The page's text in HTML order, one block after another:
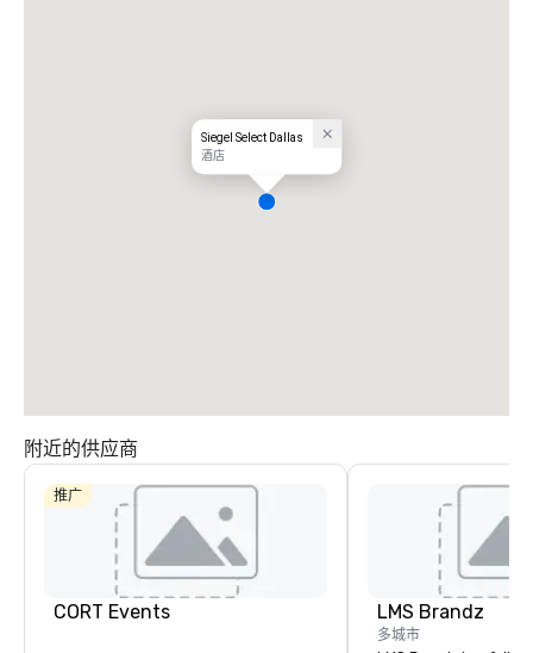
Siegel Select Dallas
酒店
附近的供应商
推广
CORT Events LMS Brandz
多城市